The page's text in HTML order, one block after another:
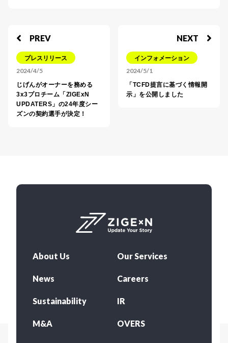
PREV
プレスリリース
2024/4/5
じげんがオーナーを務める
3x3プロチーム「ZIGExN
UPDATERS」の24年度シー
ズンの契約選手が決定！
NEXT
インフォメーション
2024/5/1
「TCFD提言に基づく情報開
示」を公開しました
About Us Our Services
News Careers
Sustainability IR
M&A OVERS